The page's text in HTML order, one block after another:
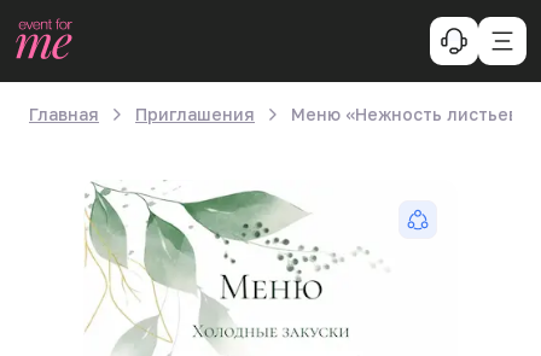
Главная Приглашения Меню «Нежность листьев»